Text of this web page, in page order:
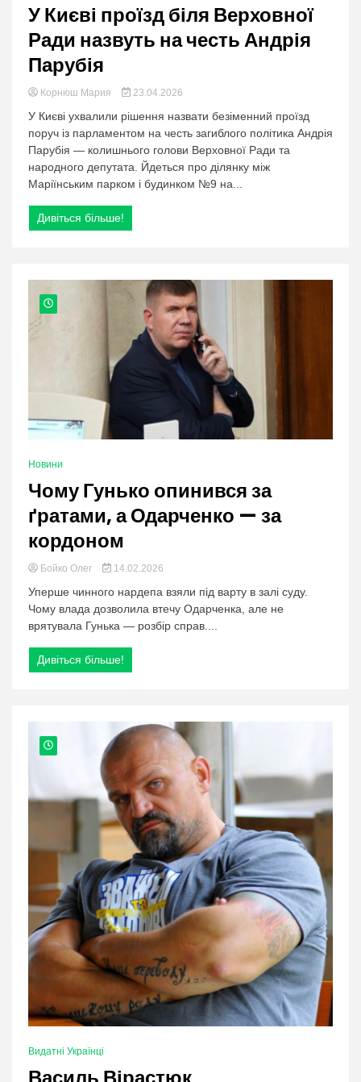
У Києві проїзд біля Верховної
Ради назвуть на честь Андрія
Парубія
Корнюш Мария 23.04.2026
У Києві ухвалили рішення назвати безіменний проїзд
поруч із парламентом на честь загиблого політика Андрія
Парубія — колишнього голови Верховної Ради та
народного депутата. Йдеться про ділянку між
Маріїнським парком і будинком №9 на...
Дивіться більше!
Новини
Чому Гунько опинився за
ґратами, а Одарченко — за
кордоном
Бойко Олег 14.02.2026
Уперше чинного нардепа взяли під варту в залі суду.
Чому влада дозволила втечу Одарченка, але не
врятувала Гунька — розбір справ....
Дивіться більше!
Видатні Українці